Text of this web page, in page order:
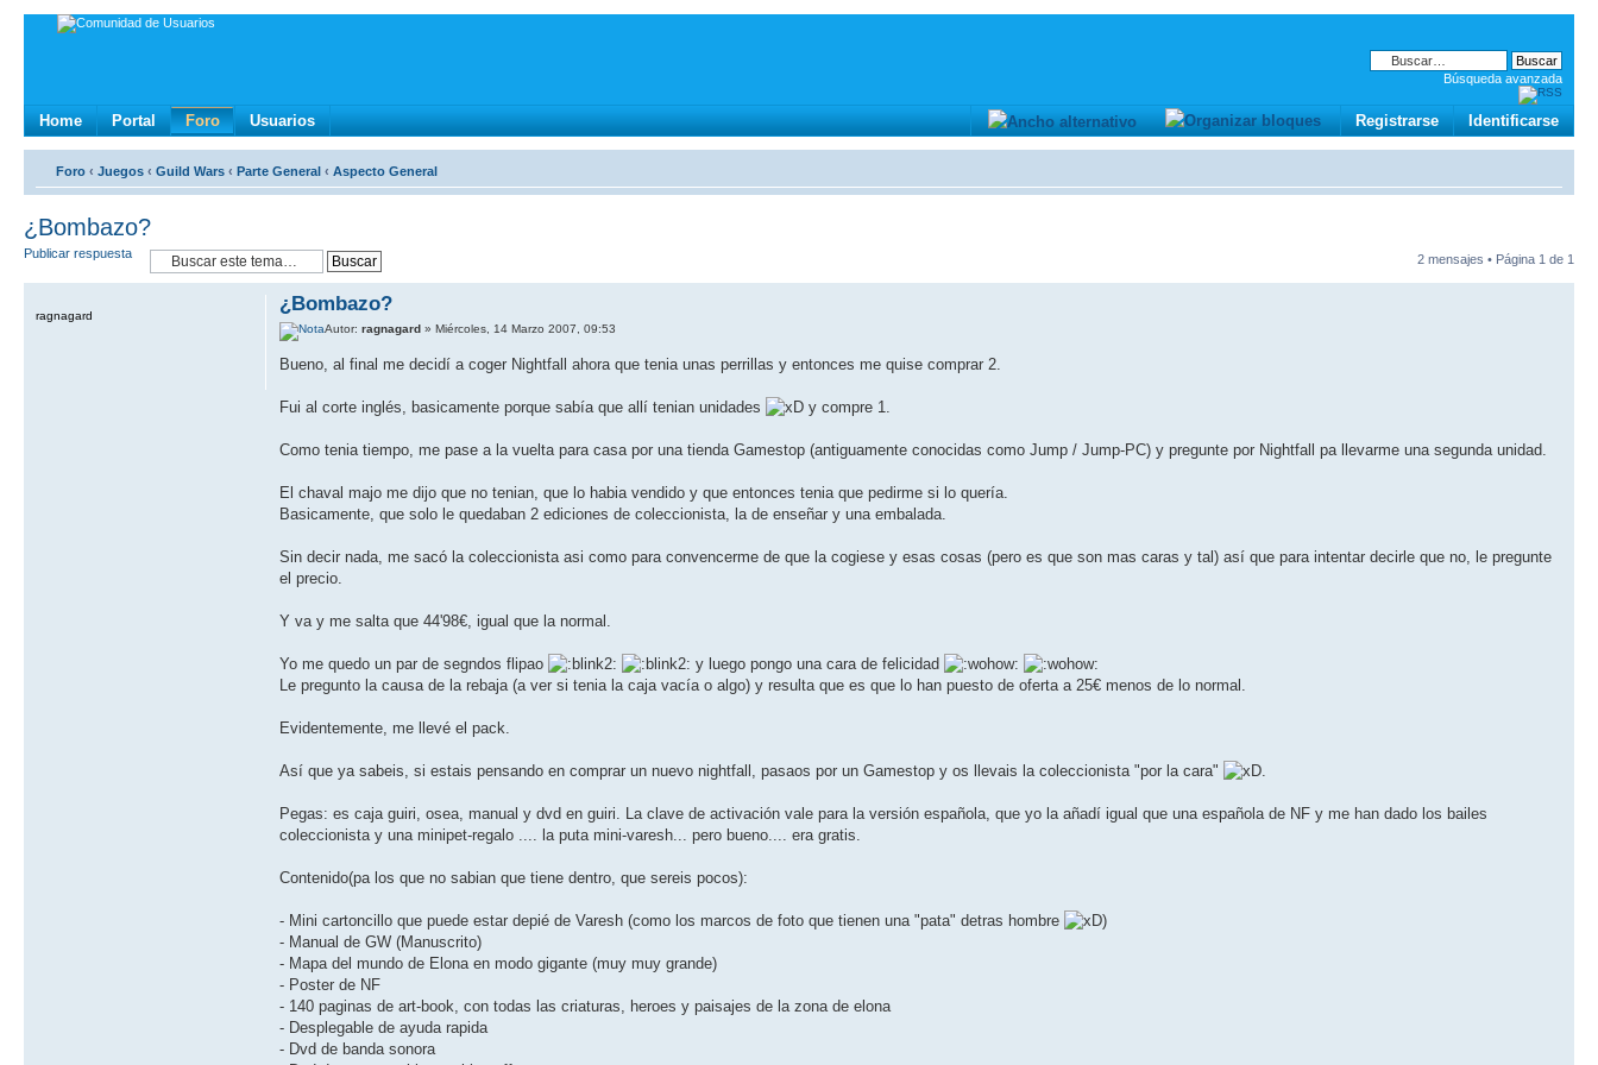
Búsqueda avanzada
Home Portal Foro Usuarios Identificarse
Registrarse
Foro ‹ Juegos ‹ Guild Wars ‹ Parte General ‹ Aspecto General
¿Bombazo?
Publicar respuesta 2 mensajes • Página 1 de 1
¿Bombazo?
Autor:ragnagard » Miércoles, 14 Marzo 2007, 09:53
Bueno, al final me decidí a coger Nightfall ahora que tenia unas perrillas y entonces me quise comprar 2.
Fui al corte inglés, basicamente porque sabía que allí tenian unidades y compre 1.
Como tenia tiempo, me pase a la vuelta para casa por una tienda Gamestop (antiguamente conocidas como Jump / Jump-PC) y pregunte por Nightfall pa llevarme una segunda unidad.
El chaval majo me dijo que no tenian, que lo habia vendido y que entonces tenia que pedirme si lo quería.
Basicamente, que solo le quedaban 2 ediciones de coleccionista, la de enseñar y una embalada.
Sin decir nada, me sacó la coleccionista asi como para convencerme de que la cogiese y esas cosas (pero es que son mas caras y tal) así que para intentar decirle que no, le pregunte
el precio.
Y va y me salta que 44'98€, igual que la normal.
Yo me quedo un par de segndos flipao
y luego pongo una cara de felicidad
Le pregunto la causa de la rebaja (a ver si tenia la caja vacía o algo) y resulta que es que lo han puesto de oferta a 25€ menos de lo normal.
Evidentemente, me llevé el pack.
Así que ya sabeis, si estais pensando en comprar un nuevo nightfall, pasaos por un Gamestop y os llevais la coleccionista "por la cara" .
Pegas: es caja guiri, osea, manual y dvd en guiri. La clave de activación vale para la versión española, que yo la añadí igual que una española de NF y me han dado los bailes
coleccionista y una minipet-regalo .... la puta mini-varesh... pero bueno.... era gratis.
Contenido(pa los que no sabian que tiene dentro, que sereis pocos):
- Mini cartoncillo que puede estar depié de Varesh (como los marcos de foto que tienen una "pata" detras hombre
)
- Manual de GW (Manuscrito)
- Mapa del mundo de Elona en modo gigante (muy muy grande)
- Poster de NF
- 140 paginas de art-book, con todas las criaturas, heroes y paisajes de la zona de elona
- Desplegable de ayuda rapida
- Dvd de banda sonora
ragnagard